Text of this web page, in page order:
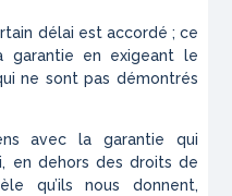
délai est accordé ; ce
garantie en exigeant le
ne sont pas démontrés
avec la garantie qui
en dehors des droits de
qu’ils nous donnent,